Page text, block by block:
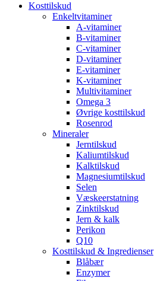
Kosttilskud
Enkeltvitaminer
A-vitaminer
B-vitaminer
C-vitaminer
D-vitaminer
E-vitaminer
K-vitaminer
Multivitaminer
Omega 3
Øvrige kosttilskud
Rosenrod
Mineraler
Jerntilskud
Kaliumtilskud
Kalktilskud
Magnesiumtilskud
Selen
Væskeerstatning
Zinktilskud
Jern & kalk
Perikon
Q10
Kosttilskud & Ingredienser
Blåbær
Enzymer